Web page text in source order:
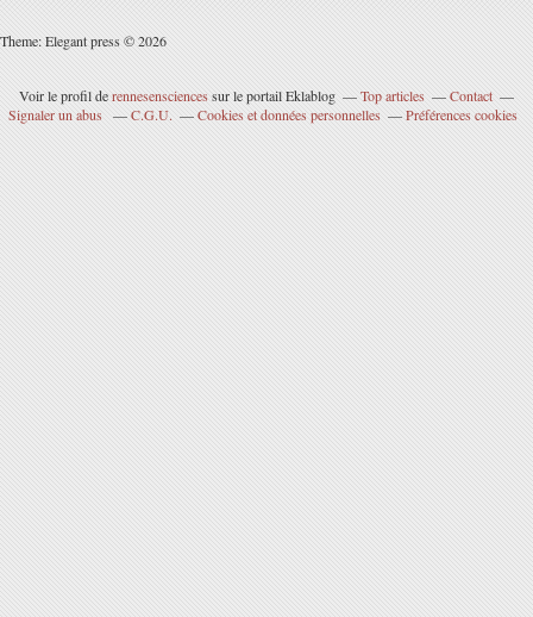
Theme: Elegant press © 2026
Voir le profil derennesensciences sur le portail Eklablog Top articles
Contact
Signaler un abus
C.G.U. Cookies et données personnelles Préférences cookies